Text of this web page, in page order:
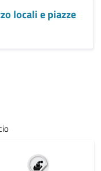
locali e piazze